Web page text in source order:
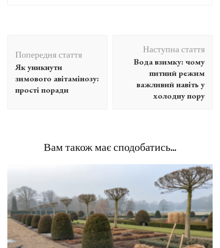
по
запису
Попередня стаття
Як уникнути
зимового авітамінозу:
прості поради
Наступна стаття
Вода взимку: чому
питний режим
важливий навіть у
холодну пору
Вам також має сподобатись...